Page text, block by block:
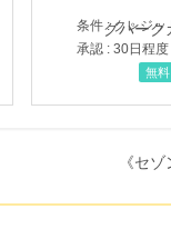
承認 : 30日程度
無料